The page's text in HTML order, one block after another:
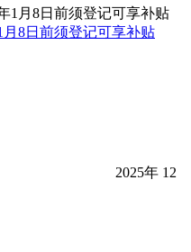
月8日前须登记可享补贴
2025年 12